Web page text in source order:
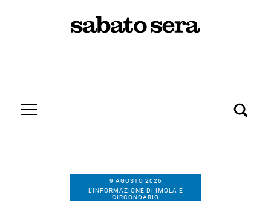
9 AGOSTO 2026
L’INFORMAZIONE DI IMOLA E
CIRCONDARIO